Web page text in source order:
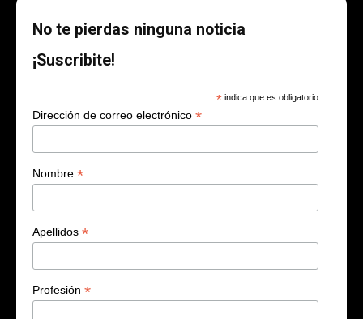
No te pierdas ninguna noticia
¡Suscribite!
* indica que es obligatorio
Dirección de correo electrónico *
Nombre *
Apellidos *
Profesión *